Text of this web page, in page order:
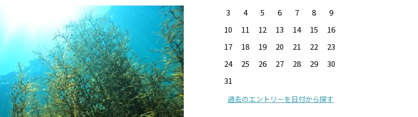
3
4 5 6 7 8
9
10
11 12 13 14 15
16
17
18 19 20 21 22
23
24
25 26 27 28 29
30
31
過去のエントリーを日付から探す